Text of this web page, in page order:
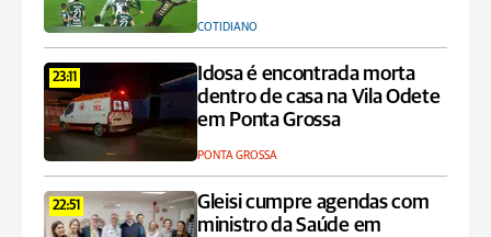
COTIDIANO
23:11
Idosa é encontrada morta
dentro de casa na Vila Odete
em Ponta Grossa
PONTA GROSSA
22:51
Gleisi cumpre agendas com
ministro da Saúde em